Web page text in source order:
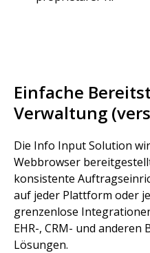
Einfache
Verwaltung
Die Info Input Solution
Webbrowser
konsistente
auf jeder Plattform oder
grenzenlose
EHR-, CRM- und anderen
Lösungen.